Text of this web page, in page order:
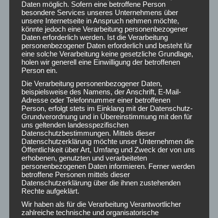
Wenn Sie unsicher sind, welche Lösung für Sie am besten
geeignet ist, kontaktieren Sie uns gerne! Wir beraten Sie
gerne!
Share this post
Share
on
on
on
on
Daten möglich. Sofern eine betroffene Person
besondere Services unseres Unternehmens über
unsere Internetseite in Anspruch nehmen möchte,
könnte jedoch eine Verarbeitung personenbezogener
Daten erforderlich werden. Ist die Verarbeitung
personenbezogener Daten erforderlich und besteht für
eine solche Verarbeitung keine gesetzliche Grundlage,
holen wir generell eine Einwilligung der betroffenen
Person ein.
Die Verarbeitung personenbezogener Daten,
beispielsweise des Namens, der Anschrift, E-Mail-
Adresse oder Telefonnummer einer betroffenen
Person, erfolgt stets im Einklang mit der Datenschutz-
Grundverordnung und in Übereinstimmung mit den für
uns geltenden landesspezifischen
Datenschutzbestimmungen. Mittels dieser
Datenschutzerklärung möchte unser Unternehmen die
Öffentlichkeit über Art, Umfang und Zweck der von uns
erhobenen, genutzten und verarbeiteten
personenbezogenen Daten informieren. Ferner werden
betroffene Personen mittels dieser
Datenschutzerklärung über die ihnen zustehenden
Rechte aufgeklärt.
Wir haben als für die Verarbeitung Verantwortlicher
zahlreiche technische und organisatorische